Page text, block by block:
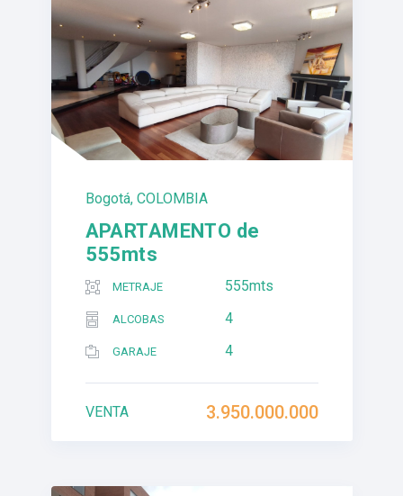
Bogotá, COLOMBIA
APARTAMENTO de
555mts
METRAJE 555mts
ALCOBAS 4
GARAJE 4
3.950.000.000
VENTA